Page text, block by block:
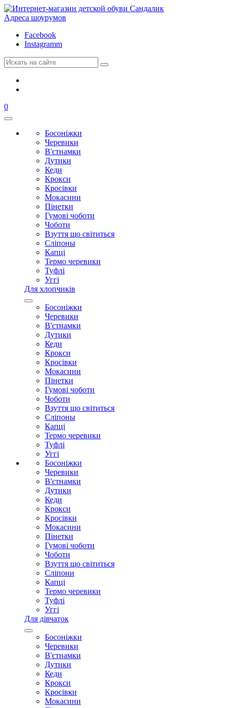
Адреса шоурумов
Facebook
Instagramm
0
Босоніжки
Черевики
В'єтнамки
Дутики
Кеди
Крокси
Кросівки
Мокасини
Пінетки
Гумові чоботи
Чоботи
Взуття що світиться
Сліпоны
Капці
Термо черевики
Туфлі
Уггі
Для хлопчиків
Босоніжки
Черевики
В'єтнамки
Дутики
Кеди
Крокси
Кросівки
Мокасини
Пінетки
Гумові чоботи
Чоботи
Взуття що світиться
Сліпоны
Капці
Термо черевики
Туфлі
Уггі
Босоніжки
Черевики
В'єтнамки
Дутики
Кеди
Крокси
Кросівки
Мокасини
Пінетки
Гумові чоботи
Чоботи
Взуття що світиться
Сліпони
Капці
Термо черевики
Туфлі
Уггі
Для дівчаток
Босоніжки
Черевики
В'єтнамки
Дутики
Кеди
Крокси
Кросівки
Мокасини